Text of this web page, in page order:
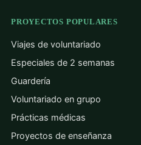
PROYECTOS POPULARES
Viajes de voluntariado
Especiales de 2 semanas
Guardería
Voluntariado en grupo
Prácticas médicas
Proyectos de enseñanza